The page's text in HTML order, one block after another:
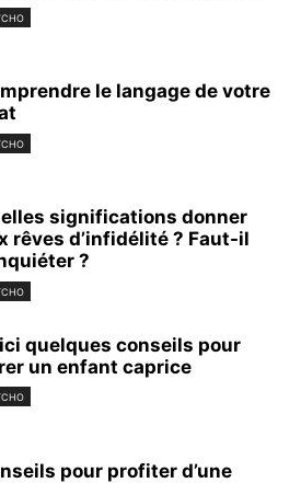
le langage de votre
significations donner
rêves d’infidélité ? Faut-il
?
quelques conseils pour
un enfant caprice
pour profiter d’une